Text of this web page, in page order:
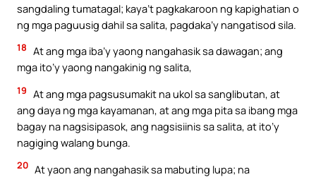
sangdaling tumatagal; kaya’t pagkakaroon ng kapighatian o
ng mga paguusig dahil sa salita, pagdaka’y nangatisod sila.
18 At ang mga iba’y yaong nangahasik sa dawagan; ang
mga ito’y yaong nangakinig ng salita,
19 At ang mga pagsusumakit na ukol sa sanglibutan, at
ang daya ng mga kayamanan, at ang mga pita sa ibang mga
bagay na nagsisipasok, ang nagsisiinis sa salita, at ito’y
nagiging walang bunga.
20 At yaon ang nangahasik sa mabuting lupa; na